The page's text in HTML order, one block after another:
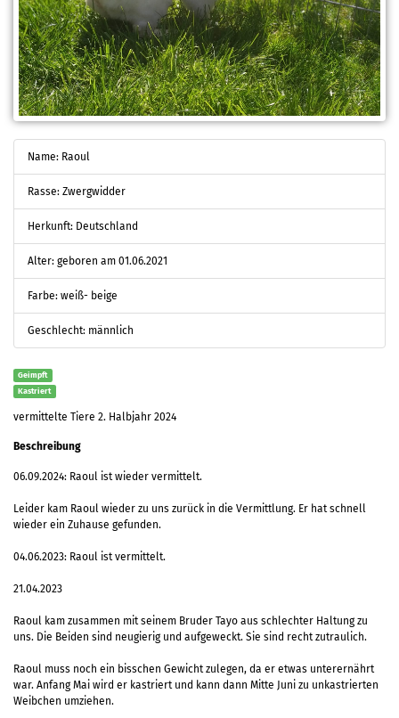
Name: Raoul
Rasse: Zwergwidder
Herkunft: Deutschland
Alter: geboren am 01.06.2021
Farbe: weiß- beige
Geschlecht: männlich
Geimpft
Kastriert
vermittelte Tiere 2. Halbjahr 2024
Beschreibung
06.09.2024: Raoul ist wieder vermittelt.
Leider kam Raoul wieder zu uns zurück in die Vermittlung. Er hat schnell
wieder ein Zuhause gefunden.
04.06.2023: Raoul ist vermittelt.
21.04.2023
Raoul kam zusammen mit seinem Bruder Tayo aus schlechter Haltung zu
uns. Die Beiden sind neugierig und aufgeweckt. Sie sind recht zutraulich.
Raoul muss noch ein bisschen Gewicht zulegen, da er etwas unterernährt
war. Anfang Mai wird er kastriert und kann dann Mitte Juni zu unkastrierten
Weibchen umziehen.